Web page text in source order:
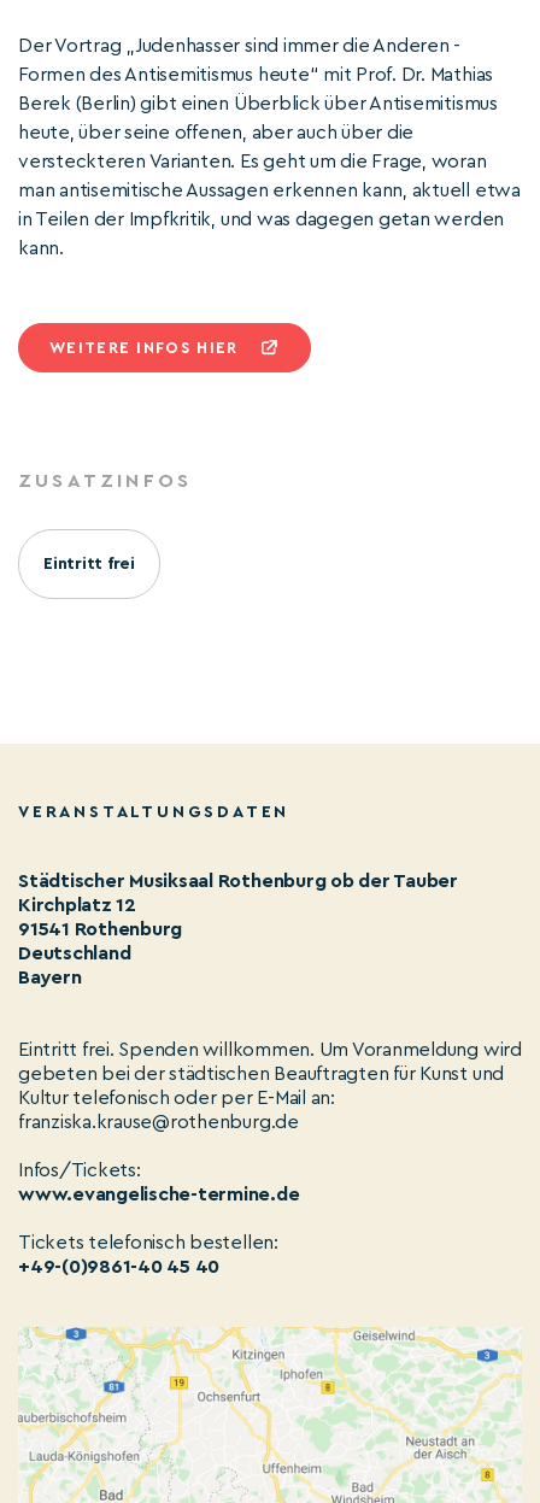
Der Vortrag „Judenhasser sind immer die Anderen -
Formen des Antisemitismus heute“ mit Prof. Dr. Mathias
Berek (Berlin) gibt einen Überblick über Antisemitismus
heute, über seine offenen, aber auch über die
versteckteren Varianten. Es geht um die Frage, woran
man antisemitische Aussagen erkennen kann, aktuell etwa
in Teilen der Impfkritik, und was dagegen getan werden
kann.
WEITERE INFOS HIER
ZUSATZINFOS
Eintritt frei
VERANSTALTUNGSDATEN
Städtischer Musiksaal Rothenburg ob der Tauber
Kirchplatz 12
91541 Rothenburg
Deutschland
Bayern
Eintritt frei. Spenden willkommen. Um Voranmeldung wird
gebeten bei der städtischen Beauftragten für Kunst und
Kultur telefonisch oder per E-Mail an:
franziska.krause@rothenburg.de
Infos/Tickets:
www.evangelische-termine.de
Tickets telefonisch bestellen:
+49-(0)9861-40 45 40